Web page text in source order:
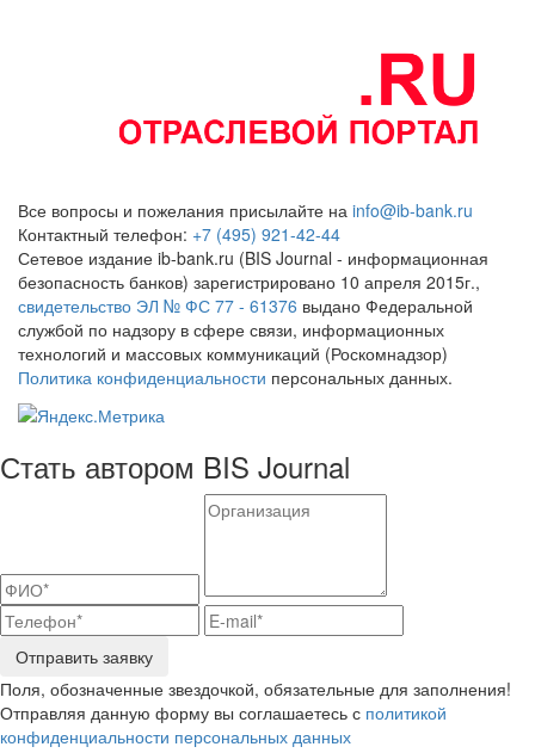
Все вопросы и пожелания присылайте на info@ib-bank.ru
Контактный телефон: +7 (495) 921-42-44
Сетевое издание ib-bank.ru (BIS Journal - информационная
безопасность банков) зарегистрировано 10 апреля 2015г.,
свидетельство ЭЛ № ФС 77 - 61376 выдано Федеральной
службой по надзору в сфере связи, информационных
технологий и массовых коммуникаций (Роскомнадзор)
Политика конфиденциальности персональных данных.
Стать автором BIS Journal
Отправить заявку
Поля, обозначенные звездочкой, обязательные для заполнения!
Отправляя данную форму вы соглашаетесь с политикой
конфиденциальности персональных данных